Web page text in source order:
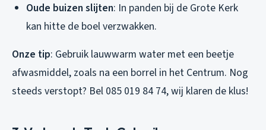
Oude buizen slijten: In panden bij de Grote Kerk
kan hitte de boel verzwakken.
Onze tip: Gebruik lauwwarm water met een beetje
afwasmiddel, zoals na een borrel in het Centrum. Nog
steeds verstopt? Bel 085 019 84 74, wij klaren de klus!